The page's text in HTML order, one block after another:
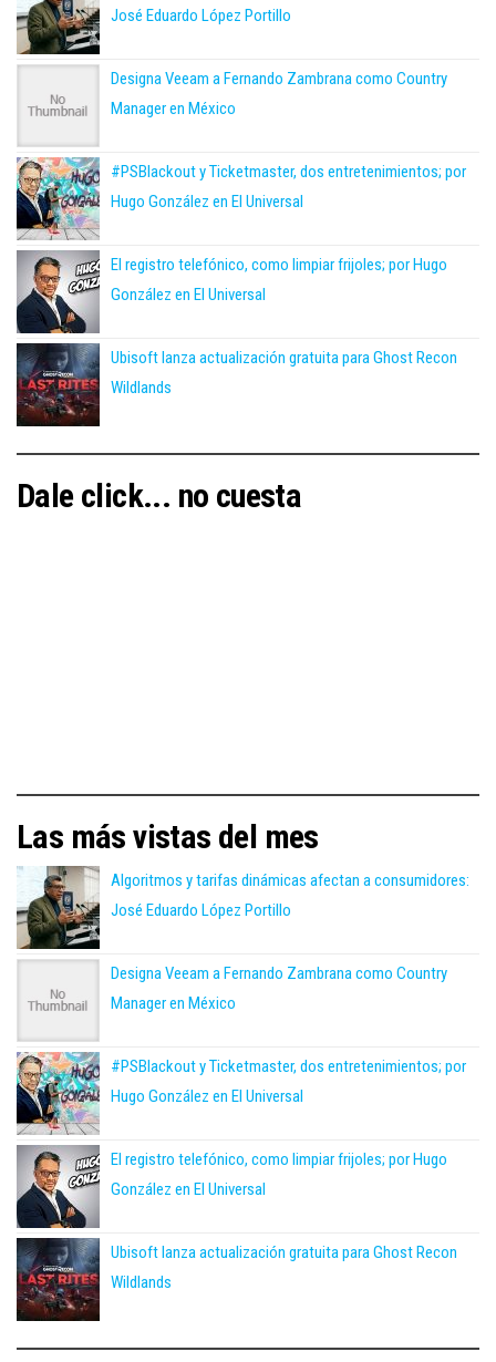
José Eduardo López Portillo
Designa Veeam a Fernando Zambrana como Country
Manager en México
#PSBlackout y Ticketmaster, dos entretenimientos; por
Hugo González en El Universal
El registro telefónico, como limpiar frijoles; por Hugo
González en El Universal
Ubisoft lanza actualización gratuita para Ghost Recon
Wildlands
Dale click... no cuesta
Las más vistas del mes
Algoritmos y tarifas dinámicas afectan a consumidores:
José Eduardo López Portillo
Designa Veeam a Fernando Zambrana como Country
Manager en México
#PSBlackout y Ticketmaster, dos entretenimientos; por
Hugo González en El Universal
El registro telefónico, como limpiar frijoles; por Hugo
González en El Universal
Ubisoft lanza actualización gratuita para Ghost Recon
Wildlands